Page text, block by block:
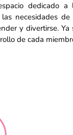
dedicado
las necesidades
y divertirse.
de cada